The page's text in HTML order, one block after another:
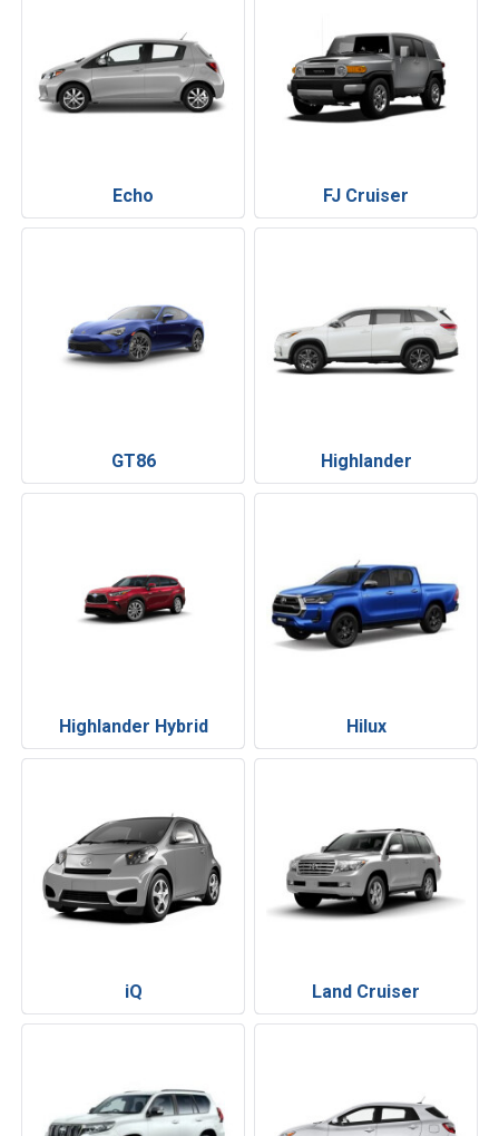
Echo FJ Cruiser
GT86 Highlander
Highlander Hybrid Hilux
iQ Land Cruiser